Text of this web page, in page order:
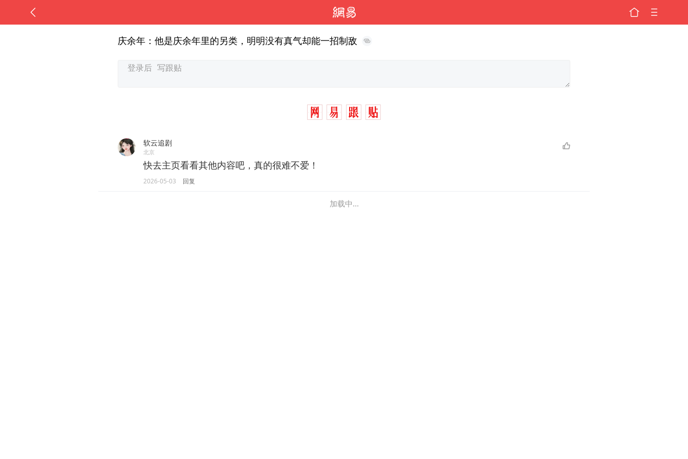
庆余年：他是庆余年里的另类，明明没有真气却能一招制敌
软云追剧
北京
快去主页看看其他内容吧，真的很难不爱！
2026-05-03 回复
加载中...